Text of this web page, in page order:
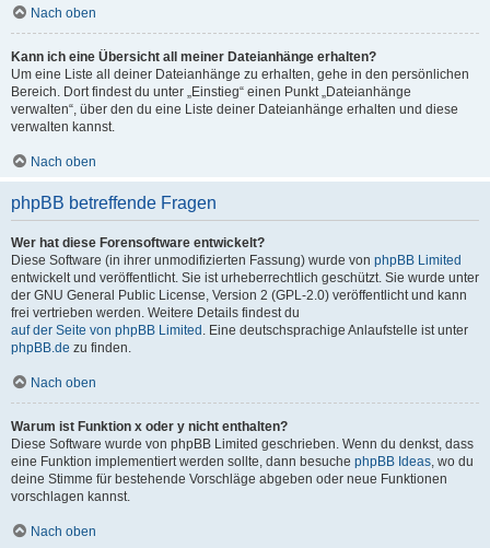
Nach oben
Kann ich eine Übersicht all meiner Dateianhänge erhalten?
Um eine Liste all deiner Dateianhänge zu erhalten, gehe in den persönlichen
Bereich. Dort findest du unter „Einstieg“ einen Punkt „Dateianhänge
verwalten“, über den du eine Liste deiner Dateianhänge erhalten und diese
verwalten kannst.
Nach oben
phpBB betreffende Fragen
Wer hat diese Forensoftware entwickelt?
Diese Software (in ihrer unmodifizierten Fassung) wurde von phpBB Limited
entwickelt und veröffentlicht. Sie ist urheberrechtlich geschützt. Sie wurde unter
der GNU General Public License, Version 2 (GPL-2.0) veröffentlicht und kann
frei vertrieben werden. Weitere Details findest du
auf der Seite von phpBB Limited . Eine deutschsprachige Anlaufstelle ist unter
phpBB.de zu finden.
Nach oben
Warum ist Funktion x oder y nicht enthalten?
Diese Software wurde von phpBB Limited geschrieben. Wenn du denkst, dass
eine Funktion implementiert werden sollte, dann besuche phpBB Ideas, wo du
deine Stimme für bestehende Vorschläge abgeben oder neue Funktionen
vorschlagen kannst.
Nach oben